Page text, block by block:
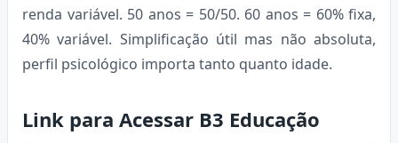
renda variável. 50 anos = 50/50. 60 anos = 60% fixa,
40% variável. Simplificação útil mas não absoluta,
perfil psicológico importa tanto quanto idade.
Link para Acessar B3 Educação